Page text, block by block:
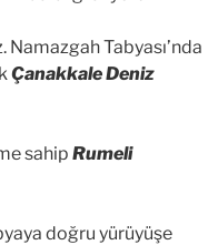
Namazgah Tabyası’nda
Çanakkale Deniz
sahip Rumeli
doğru yürüyüşe